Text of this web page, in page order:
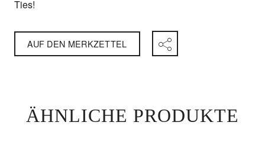
Ties!
AUF DEN MERKZETTEL
ÄHNLICHE PRODUKTE